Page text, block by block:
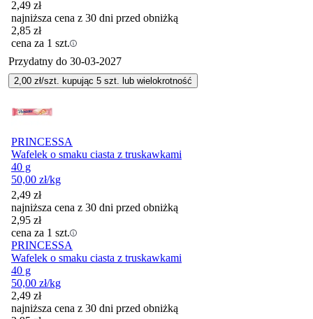
2,49 zł
najniższa cena z 30 dni przed obniżką
2,85 zł
cena za 1 szt.
Przydatny do 30-03-2027
2,00 zł/szt. kupując 5 szt. lub wielokrotność
PRINCESSA
Wafelek o smaku ciasta z truskawkami
40 g
50,00 zł/kg
2,49 zł
najniższa cena z 30 dni przed obniżką
2,95 zł
cena za 1 szt.
PRINCESSA
Wafelek o smaku ciasta z truskawkami
40 g
50,00 zł/kg
2,49 zł
najniższa cena z 30 dni przed obniżką